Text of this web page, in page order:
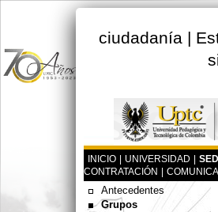
ciudadanía |
INICIO UNIVERSIDAD
CONTRATACIÓN
Antecedentes
Grupos